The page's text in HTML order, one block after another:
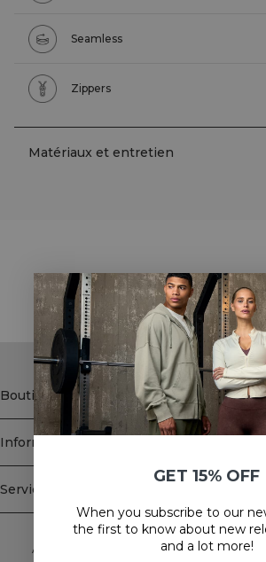
Seamless
Zippers
Matériaux et entretien
STYLE WITH
Boutique
Information
Service client
Newsletter
Abonnez-vous à notre newsletter!
GET 15% OFF
When you subscribe to our
the first to know about new
and a lot more!